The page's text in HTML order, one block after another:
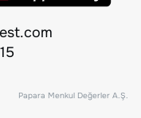
Papara Menkul Değerler A.Ş.